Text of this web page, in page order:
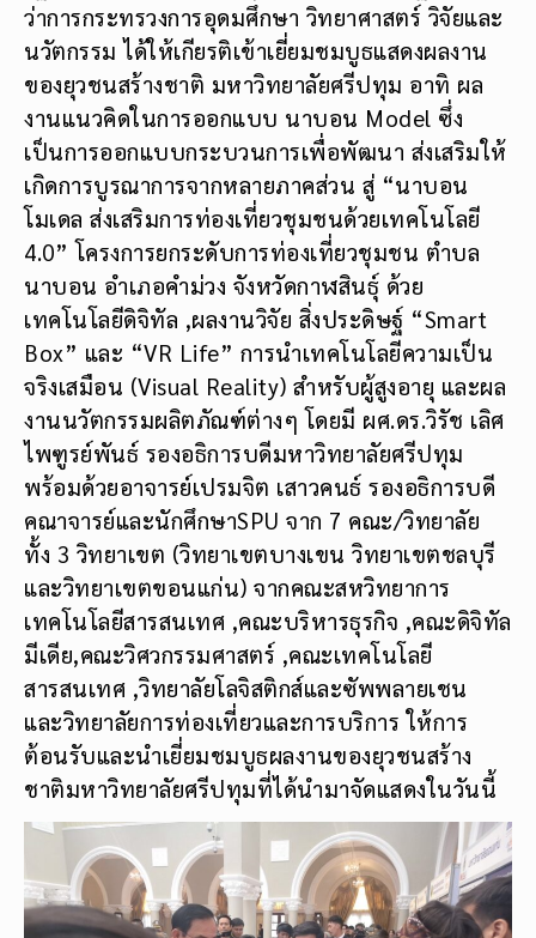
ว่าการกระทรวงการอุดมศึกษา วิทยาศาสตร์ วิจัยและ
นวัตกรรม ได้ให้เกียรติเข้าเยี่ยมชมบูธแสดงผลงาน
ของยุวชนสร้างชาติ มหาวิทยาลัยศรีปทุม อาทิ ผล
งานแนวคิดในการออกแบบ นาบอน Model ซึ่ง
เป็นการออกแบบกระบวนการเพื่อพัฒนา ส่งเสริมให้
เกิดการบูรณาการจากหลายภาคส่วน สู่ “นาบอน
โมเดล ส่งเสริมการท่องเที่ยวชุมชนด้วยเทคโนโลยี
4.0” โครงการยกระดับการท่องเที่ยวชุมชน ตำบล
นาบอน อำเภอคำม่วง จังหวัดกาฬสินธุ์ ด้วย
เทคโนโลยีดิจิทัล ,ผลงานวิจัย สิ่งประดิษฐ์ “Smart
Box” และ “VR Life” การนำเทคโนโลยีความเป็น
จริงเสมือน (Visual Reality) สำหรับผู้สูงอายุ และผล
งานนวัตกรรมผลิตภัณฑ์ต่างๆ โดยมี ผศ.ดร.วิรัช เลิศ
ไพฑูรย์พันธ์ รองอธิการบดีมหาวิทยาลัยศรีปทุม
พร้อมด้วยอาจารย์เปรมจิต เสาวคนธ์ รองอธิการบดี
คณาจารย์และนักศึกษาSPU จาก 7 คณะ/วิทยาลัย
ทั้ง 3 วิทยาเขต (วิทยาเขตบางเขน วิทยาเขตชลบุรี
และวิทยาเขตขอนแก่น) จากคณะสหวิทยาการ
เทคโนโลยีสารสนเทศ ,คณะบริหารธุรกิจ ,คณะดิจิทัล
มีเดีย,คณะวิศวกรรมศาสตร์ ,คณะเทคโนโลยี
สารสนเทศ ,วิทยาลัยโลจิสติกส์และซัพพลายเชน
และวิทยาลัยการท่องเที่ยวและการบริการ ให้การ
ต้อนรับและนำเยี่ยมชมบูธผลงานของยุวชนสร้าง
ชาติมหาวิทยาลัยศรีปทุมที่ได้นำมาจัดแสดงในวันนี้